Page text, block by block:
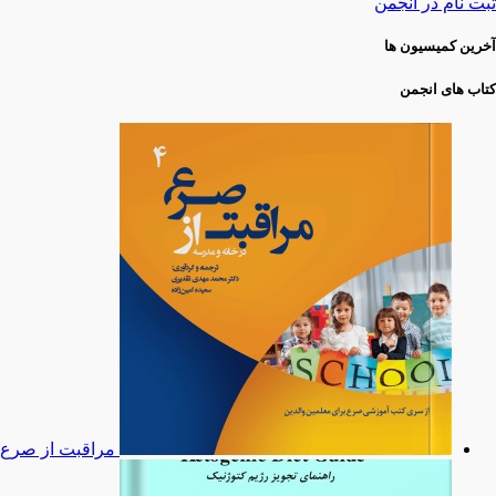
آخرین کمیسیون ها
کتاب های انجمن
مراقبت از